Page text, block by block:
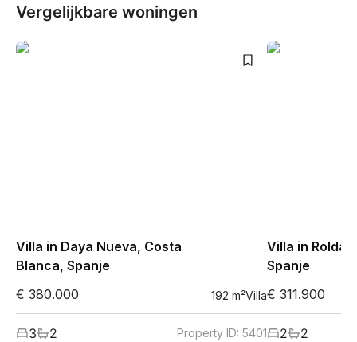
Vergelijkbare woningen
Villa in Daya Nueva, Costa
Blanca, Spanje
€ 380.000
192 m²Villa
3 2 Property ID: 5401
Villa in
Spanje
€ 311.900
2 2